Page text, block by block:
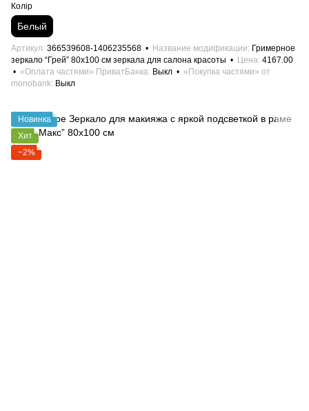
Колір
Белый
Артикул 366539608-1406235568 Название модификации
Гримерное
зеркало “Грей” 80х100 см зеркала для салона красоты
Цена 4167.00
«Оплата частями» ПриватБанка Выкл
«Покупка частями» от
monobank Выкл
Новинка
Хит
−2%